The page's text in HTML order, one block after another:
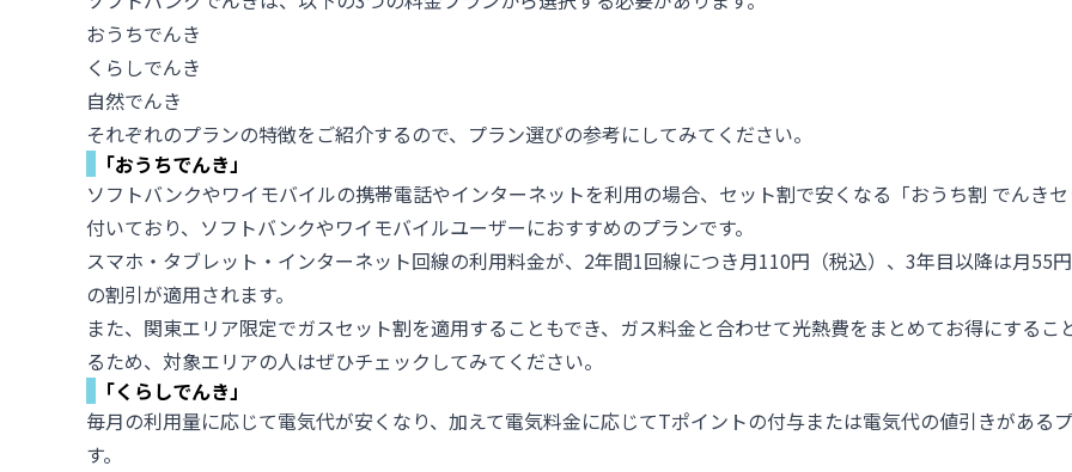
おうちでんき
くらしでんき
自然でんき
それぞれのプランの特徴をご紹介するので、プラン選びの参考にしてみてください。
「おうちでんき」
ソフトバンクやワイモバイルの携帯電話やインターネットを利用の場合、セット割で安くなる「おうち割 でんき
付いており、ソフトバンクやワイモバイルユーザーにおすすめのプランです。
スマホ・タブレット・インターネット回線の利用料金が、2年間1回線につき月110円（税込）、3年目以降は月55円
の割引が適用されます。
また、関東エリア限定でガスセット割を適用することもでき、ガス料金と合わせて光熱費をまとめてお得にするこ
るため、対象エリアの人はぜひチェックしてみてください。
「くらしでんき」
毎月の利用量に応じて電気代が安くなり、加えて電気料金に応じてTポイントの付与または電気代の値引きがある
す。